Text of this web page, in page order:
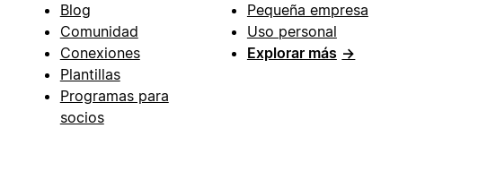
Blog
Comunidad
Conexiones
Plantillas
Programas para
socios
Pequeña empresa
Uso personal
Explorar más →